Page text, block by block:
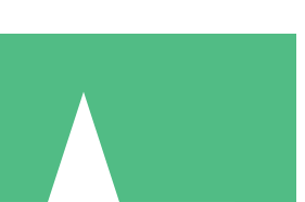
di Crediti Individuali